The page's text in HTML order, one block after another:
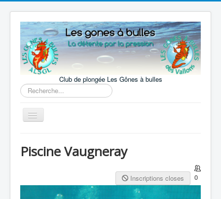
Club de plongée Les Gônes à bulles
Rechercher
Basculer
la
Le Club
Piscine Vaugneray
Inscriptions closes 0